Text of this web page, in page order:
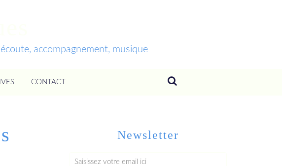
accompagnement, musique
CONTACT
Newsletter